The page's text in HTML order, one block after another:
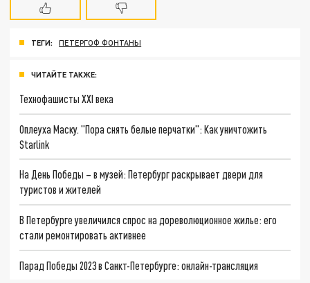
ТЕГИ: ПЕТЕРГОФ ФОНТАНЫ
ЧИТАЙТЕ ТАКЖЕ:
Технофашисты XXI века
Оплеуха Маску. "Пора снять белые перчатки": Как уничтожить
Starlink
На День Победы – в музей: Петербург раскрывает двери для
туристов и жителей
В Петербурге увеличился спрос на дореволюционное жилье: его
стали ремонтировать активнее
Парад Победы 2023 в Санкт-Петербурге: онлайн-трансляция